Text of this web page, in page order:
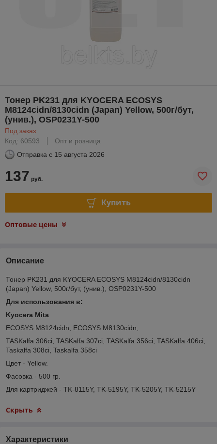
Тонер PK231 для KYOCERA ECOSYS
M8124cidn/8130cidn (Japan) Yellow, 500г/бут,
(унив.), OSP0231Y-500
Под заказ
Код: 60593
Опт и розница
Отправка с 15 августа 2026
137 руб.
Купить
Оптовые цены
Описание
Тонер PK231 для KYOCERA ECOSYS M8124cidn/8130cidn
(Japan) Yellow, 500г/бут, (унив.), OSP0231Y-500
Для использования в:
Kyocera Mita
ECOSYS M8124cidn, ECOSYS M8130cidn,
TASKalfa 306ci, TASKalfa 307ci, TASKalfa 356ci, TASKalfa 406ci,
Taskalfa 308ci, Taskalfa 358ci
Цвет - Yellow.
Фасовка - 500 гр.
Для картриджей - TK-8115Y, TK-5195Y, TK-5205Y, TK-5215Y
Скрыть
Характеристики